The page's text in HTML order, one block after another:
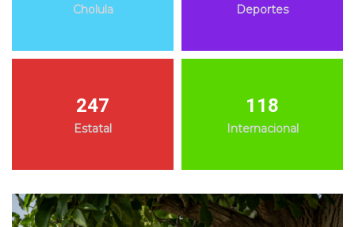
Cholula Deportes
247
Estatal
118
Internacional